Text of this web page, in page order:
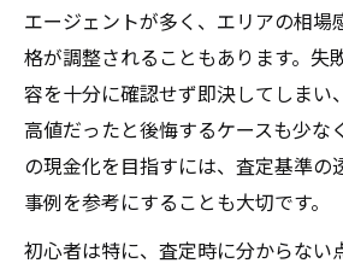
エージェントが多く、エリアの相場
格が調整されることもあります。失
容を十分に確認せず即決してしまい
高値だったと後悔するケースも少な
の現金化を目指すには、査定基準の
事例を参考にすることも大切です。
初心者は特に、査定時に分からない